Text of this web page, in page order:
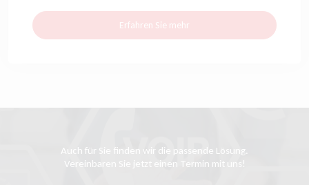
Erfahren Sie mehr
Auch für Sie finden wir die passende Lösung.
Vereinbaren Sie jetzt einen Termin mit uns!